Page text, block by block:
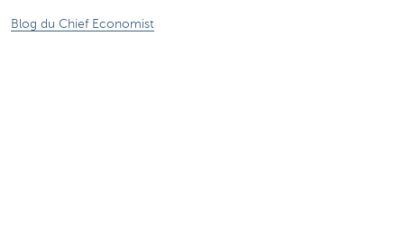
Blog du Chief Economist